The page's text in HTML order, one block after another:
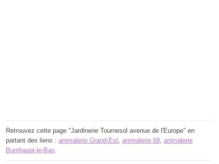
Retrouvez cette page "Jardinerie Tournesol avenue de l'Europe" en
partant des liens : animalerie Grand-Est animalerie 68 animalerie
Burnhaupt-le-Bas